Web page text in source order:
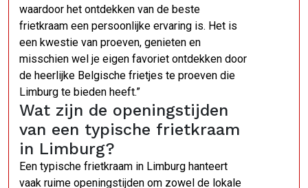
waardoor het ontdekken van de beste
frietkraam een persoonlijke ervaring is. Het is
een kwestie van proeven, genieten en
misschien wel je eigen favoriet ontdekken door
de heerlijke Belgische frietjes te proeven die
Limburg te bieden heeft.”
Wat zijn de openingstijden
van een typische frietkraam
in Limburg?
Een typische frietkraam in Limburg hanteert
vaak ruime openingstijden om zowel de lokale